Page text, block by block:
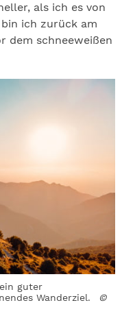
als ich es von
ich zurück am
dem schneeweißen
guter
Wanderziel.
©